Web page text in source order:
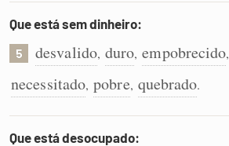
Que está sem dinheiro:
5 desvalido, duro, empobrecido,
necessitado, pobre, quebrado.
Que está desocupado: